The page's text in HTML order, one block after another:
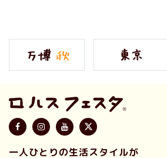
一人ひとりの生活スタイルが